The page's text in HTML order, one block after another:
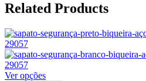
Related Products
Ver opções